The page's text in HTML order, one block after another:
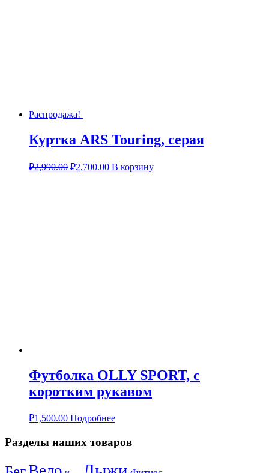
Распродажа!
Куртка ARS Touring, серая
₽2,990.00 ₽2,700.00 В корзину
Футболка OLLY SPORT, с
коротким рукавом
₽1,500.00 Подробнее
Разделы наших товаров